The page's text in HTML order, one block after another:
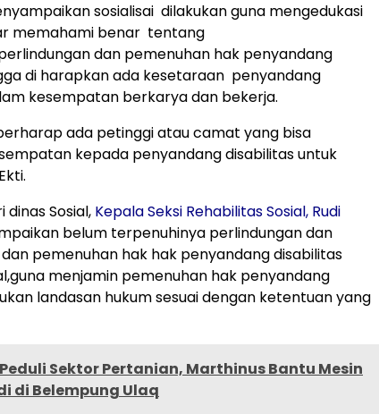
sosialisai dilakukan guna mengedukasi
memahami benar tentang
dan pemenuhan hak penyandang
di harapkan ada kesetaraan penyandang
kesempatan berkarya dan bekerja.
ada petinggi atau camat yang bisa
kepada penyandang disabilitas untuk
Sosial, Kepala Seksi Rehabilitas Sosial, Rudi
belum terpenuhinya perlindungan dan
pemenuhan hak hak penyandang disabilitas
menjamin pemenuhan hak penyandang
landasan hukum sesuai dengan ketentuan yang
Peduli Sektor Pertanian, Marthinus Bantu Mesin
di Belempung Ulaq